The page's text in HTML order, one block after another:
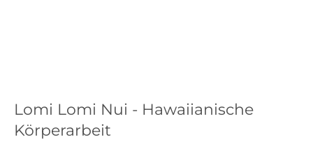
Lomi Lomi Nui - Hawaiianische
Körperarbeit